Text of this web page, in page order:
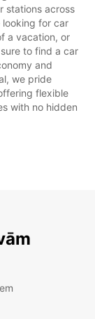
stations across
for car
a vacation, or
to find a car
and
we pride
flexible
with no hidden